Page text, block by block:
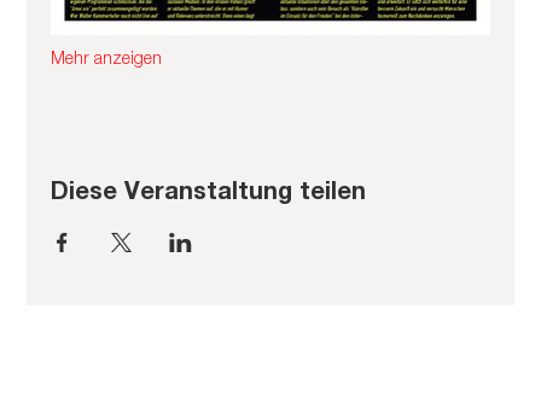
Mehr anzeigen
Diese Veranstaltung teilen